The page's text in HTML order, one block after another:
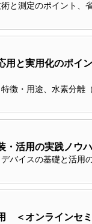
と測定のポイント、
用と実用化のポ
徴・用途、水素分離
・活用の実践ノウ
バイスの基礎と活用
＜オンラインセ